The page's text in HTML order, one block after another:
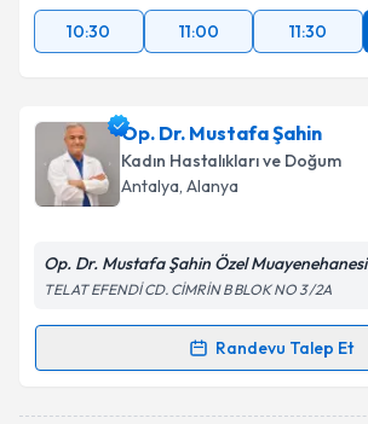
10:30
11:00 11:30
Op. Dr. Mustafa Şahin
Kadın Hastalıkları ve Doğum
Antalya, Alanya
Op. Dr. Mustafa Şahin Özel Muayenehanesi
TELAT EFENDİ CD. CİMRİN B BLOK NO 3 /2A
Randevu Talep Et
Randevu Takvimi Talebi